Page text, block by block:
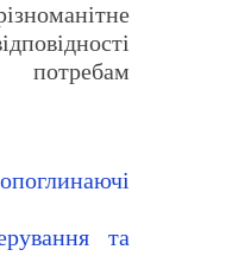
потребам
та